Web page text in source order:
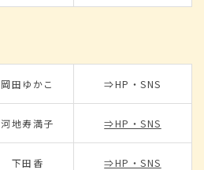
岡田ゆかこ ⇒HP・SNS
河地寿満子 ⇒HP・SNS
下田香 ⇒HP・SNS